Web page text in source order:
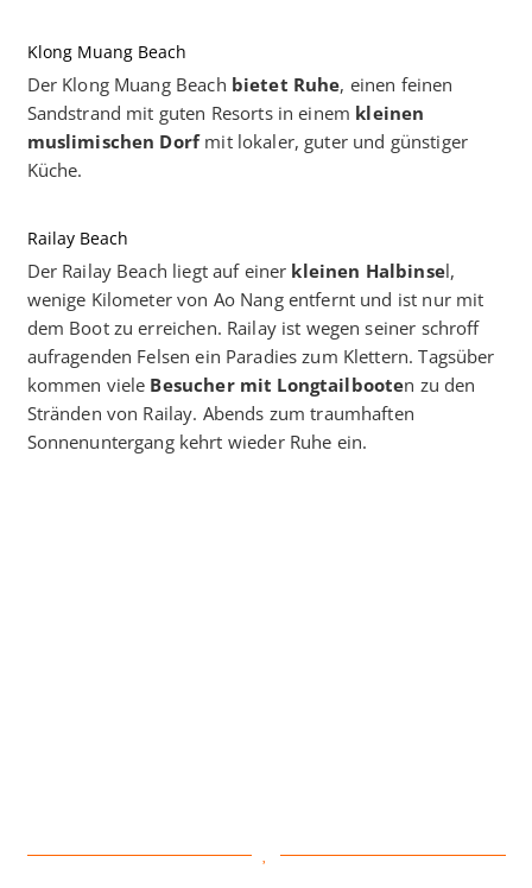
Klong Muang Beach
Der Klong Muang Beach bietet Ruhe, einen feinen
Sandstrand mit guten Resorts in einem kleinen
muslimischen Dorfmit lokaler, guter und günstiger
Küche.
Railay Beach
Der Railay Beach liegt auf einer kleinen Halbinsel,
wenige Kilometer von Ao Nang entfernt und ist nur mit
dem Boot zu erreichen. Railay ist wegen seiner schroff
aufragenden Felsen ein Paradies zum Klettern. Tagsüber
kommen viele Besucher mit Longtailbooten zu den
Stränden von Railay. Abends zum traumhaften
Sonnenuntergang kehrt wieder Ruhe ein.